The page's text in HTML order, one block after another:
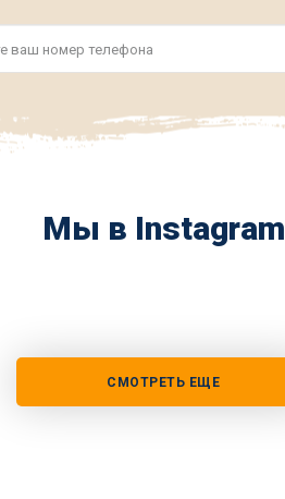
Мы в Instagram
СМОТРЕТЬ ЕЩЕ